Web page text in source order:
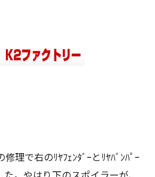
理で右のﾘﾔﾌｪﾝﾀﾞｰとﾘﾔﾊﾞﾝﾊﾟｰ